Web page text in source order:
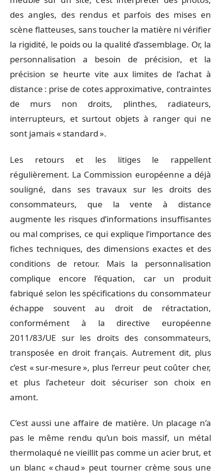
des angles, des rendus et parfois des mises en
scène flatteuses, sans toucher la matière ni vérifier
la rigidité, le poids ou la qualité d’assemblage. Or, la
personnalisation a besoin de précision, et la
précision se heurte vite aux limites de l’achat à
distance : prise de cotes approximative, contraintes
de murs non droits, plinthes, radiateurs,
interrupteurs, et surtout objets à ranger qui ne
sont jamais « standard ».
Les retours et les litiges le rappellent
régulièrement. La Commission européenne a déjà
souligné, dans ses travaux sur les droits des
consommateurs, que la vente à distance
augmente les risques d’informations insuffisantes
ou mal comprises, ce qui explique l’importance des
fiches techniques, des dimensions exactes et des
conditions de retour. Mais la personnalisation
complique encore l’équation, car un produit
fabriqué selon les spécifications du consommateur
échappe souvent au droit de rétractation,
conformément à la directive européenne
2011/83/UE sur les droits des consommateurs,
transposée en droit français. Autrement dit, plus
c’est « sur-mesure », plus l’erreur peut coûter cher,
et plus l’acheteur doit sécuriser son choix en
amont.
C’est aussi une affaire de matière. Un placage n’a
pas le même rendu qu’un bois massif, un métal
thermolaqué ne vieillit pas comme un acier brut, et
un blanc « chaud » peut tourner crème sous une